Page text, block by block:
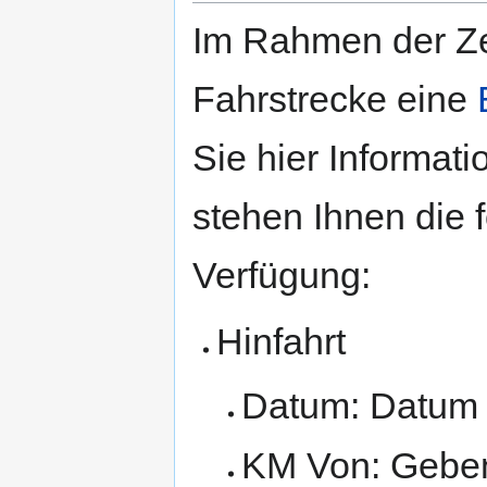
Im Rahmen der
Fahrstrecke eine
Sie hier
stehen Ihnen die
Verfügung:
Hinfahrt
Datum:
KM Von: